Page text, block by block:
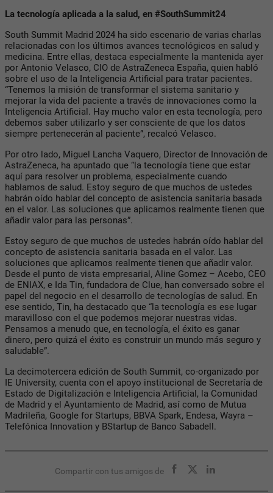
La tecnología aplicada a la salud, en #SouthSummit24
South Summit Madrid 2024 ha sido escenario de varias charlas
relacionadas con los últimos avances tecnológicos en salud y
medicina. Entre ellas, destaca especialmente la mantenida ayer
por Antonio Velasco, CIO de AstraZeneca España, quien habló
sobre el uso de la Inteligencia Artificial para tratar pacientes.
“Tenemos la misión de transformar el sistema sanitario y
mejorar la vida del paciente a través de innovaciones como la
Inteligencia Artificial. Hay mucho valor en esta tecnología, pero
debemos saber utilizarlo y ser consciente de que los datos
siempre pertenecerán al paciente”, recalcó Velasco.
Por otro lado, Miguel Lancha Vaquero, Director de Innovación de
AstraZeneca, ha apuntado que “la tecnología tiene que estar
aquí para resolver un problema, especialmente cuando
hablamos de salud. Estoy seguro de que muchos de ustedes
habrán oído hablar del concepto de asistencia sanitaria basada
en el valor. Las soluciones que aplicamos realmente tienen que
añadir valor para las personas”.
Estoy seguro de que muchos de ustedes habrán oído hablar del
concepto de asistencia sanitaria basada en el valor. Las
soluciones que aplicamos realmente tienen que añadir valor.
Desde el punto de vista empresarial, Aline Gomez – Acebo, CEO
de ENIAX, e Ida Tin, fundadora de Clue, han conversado sobre el
papel del negocio en el desarrollo de tecnologías de salud. En
ese sentido, Tin, ha destacado que “la tecnología es ese lugar
maravilloso con el que podemos mejorar nuestras vidas.
Pensamos a menudo que, en tecnología, el éxito es ganar
dinero, pero quizá el éxito es construir un mundo más seguro y
saludable”.
La decimotercera edición de South Summit, co-organizado por
IE University, cuenta con el apoyo institucional de Secretaría de
Estado de Digitalización e Inteligencia Artificial, la Comunidad
de Madrid y el Ayuntamiento de Madrid, así como de Mutua
Madrileña, Google for Startups, BBVA Spark, Endesa, Wayra –
Telefónica Innovation y BStartup de Banco Sabadell.
Compartir con tus amigos de